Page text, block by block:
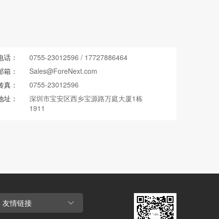
话： 0755-23012596 / 17727886464
箱：
Sales@ForeNext.com
真：
0755-23012596
址：
深圳市宝安区西乡宝源路万庭大厦1栋
1911
友情链接